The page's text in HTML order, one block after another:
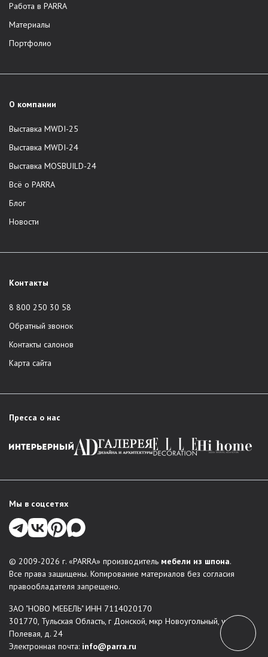
Работа в PARRA
Материалы
Портфолио
О компании
Выставка MWDI-25
Выставка MWDI-24
Выставка MOSBUILD-24
Всё о PARRA
Блог
Новости
Контакты
8 800 250 30 58
Обратный звонок
Контакты салонов
Карта сайта
Пресса о нас
Мы в соцсетях
© 2009-2026 г. «PARRA» производитель мебели из шпона.
Все права защищены. Копирование материалов без согласия
правообладателя запрещено.
ЗАО "НОВО МЕБЕЛЬ" ИНН 7114020170
301770, Тульская Область, г Донской, мкр Новоугольный, ул
Полевая, д. 24
Электронная почта: info@parra.ru